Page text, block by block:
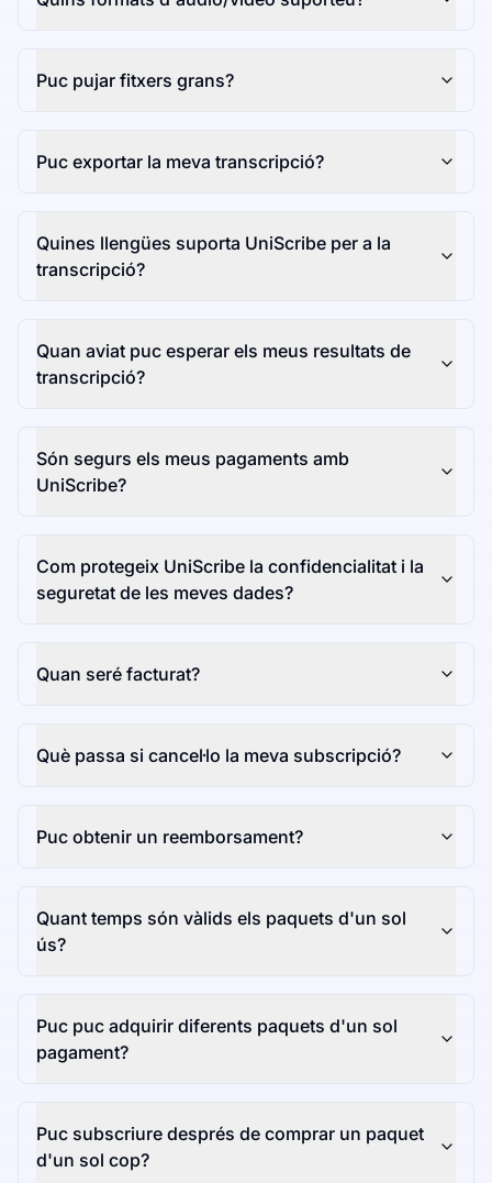
Puc pujar fitxers grans?
Puc exportar la meva transcripció?
Quines llengües suporta UniScribe per a la
transcripció?
Quan aviat puc esperar els meus resultats de
transcripció?
Són segurs els meus pagaments amb
UniScribe?
Com protegeix UniScribe la confidencialitat i la
seguretat de les meves dades?
Quan seré facturat?
Què passa si cancel·lo la meva subscripció?
Puc obtenir un reemborsament?
Quant temps són vàlids els paquets d'un sol
ús?
Puc puc adquirir diferents paquets d'un sol
pagament?
Puc subscriure després de comprar un paquet
d'un sol cop?